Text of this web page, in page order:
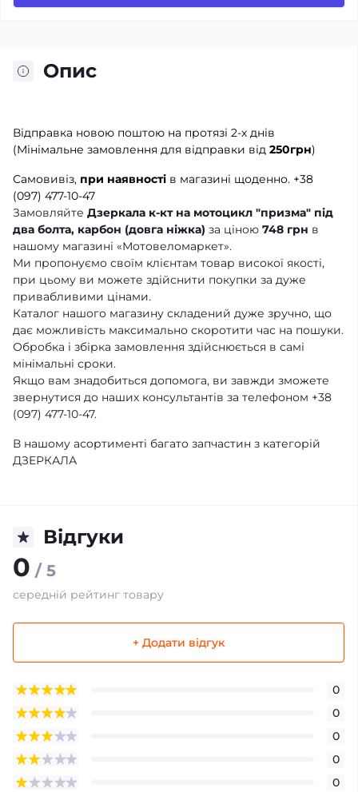
Опис
Відправка новою поштою на протязі 2-х днів
(Мінімальне замовлення для відправки від 250грн)
Самовивіз, при наявності в магазині щоденно. +38
(097) 477-10-47
Замовляйте Дзеркала к-кт на мотоцикл "призма" під
два болта, карбон (довга ніжка) за ціною 748 грн в
нашому магазині «Мотовеломаркет».
Ми пропонуємо своїм клієнтам товар високої якості,
при цьому ви можете здійснити покупки за дуже
привабливими цінами.
Каталог нашого магазину складений дуже зручно, що
дає можливість максимально скоротити час на пошуки.
Обробка і збірка замовлення здійснюється в самі
мінімальні сроки.
Якщо вам знадобиться допомога, ви завжди зможете
звернутися до наших консультантів за телефоном +38
(097) 477-10-47.
В нашому асортименті багато запчастин з категорій
ДЗЕРКАЛА
Відгуки
0 / 5
середній рейтинг товару
+ Додати відгук
0
0
0
0
0